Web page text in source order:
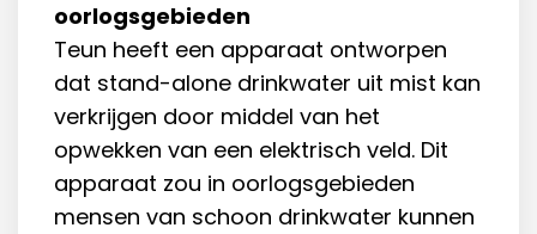
oorlogsgebieden
Teun heeft een apparaat ontworpen
dat stand-alone drinkwater uit mist kan
verkrijgen door middel van het
opwekken van een elektrisch veld. Dit
apparaat zou in oorlogsgebieden
mensen van schoon drinkwater kunnen